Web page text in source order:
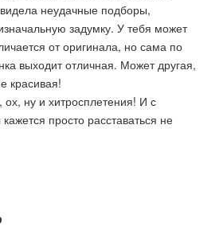
неудачные подборы,
задумку. У тебя может
от оригинала, но сама по
выходит отличная. Может другая,
красивая!
, ох, ну и хитросплетения! И с
просто расставаться не